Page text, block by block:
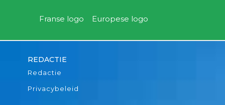
Franse logo Europese logo
REDACTIE
Redactie
Privacybeleid